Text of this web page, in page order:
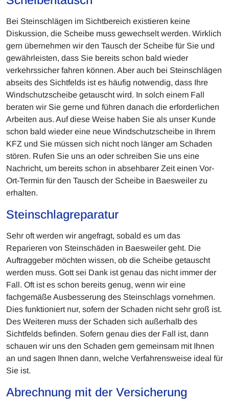
Bei Steinschlägen im Sichtbereich existieren keine
Diskussion, die Scheibe muss gewechselt werden. Wirklich
gern übernehmen wir den Tausch der Scheibe für Sie und
gewährleisten, dass Sie bereits schon bald wieder
verkehrssicher fahren können. Aber auch bei Steinschlägen
abseits des Sichtfelds ist es häufig notwendig, dass Ihre
Windschutzscheibe getauscht wird. In solch einem Fall
beraten wir Sie gerne und führen danach die erforderlichen
Arbeiten aus. Auf diese Weise haben Sie als unser Kunde
schon bald wieder eine neue Windschutzscheibe in Ihrem
KFZ und Sie müssen sich nicht noch länger am Schaden
stören. Rufen Sie uns an oder schreiben Sie uns eine
Nachricht, um bereits schon in absehbarer Zeit einen Vor-
Ort-Termin für den Tausch der Scheibe in Baesweiler zu
erhalten.
Steinschlagreparatur
Sehr oft werden wir angefragt, sobald es um das
Reparieren von Steinschäden in Baesweiler geht. Die
Auftraggeber möchten wissen, ob die Scheibe getauscht
werden muss. Gott sei Dank ist genau das nicht immer der
Fall. Oft ist es schon bereits genug, wenn wir eine
fachgemäße Ausbesserung des Steinschlags vornehmen.
Dies funktioniert nur, sofern der Schaden nicht sehr groß ist.
Des Weiteren muss der Schaden sich außerhalb des
Sichtfelds befinden. Sofern genau dies der Fall ist, dann
schauen wir uns den Schaden gern gemeinsam mit Ihnen
an und sagen Ihnen dann, welche Verfahrensweise ideal für
Sie ist.
Abrechnung mit der Versicherung